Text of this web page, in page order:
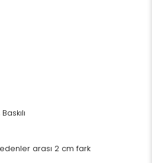
arası 2 cm fark